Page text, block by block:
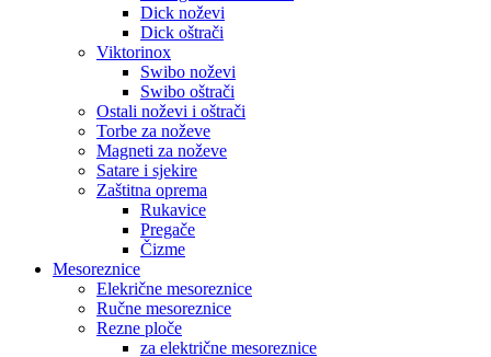
Dick noževi
Dick oštrači
Viktorinox
Swibo noževi
Swibo oštrači
Ostali noževi i oštrači
Torbe za noževe
Magneti za noževe
Satare i sjekire
Zaštitna oprema
Rukavice
Pregače
Čizme
Mesoreznice
Elekrične mesoreznice
Ručne mesoreznice
Rezne ploče
za električne mesoreznice